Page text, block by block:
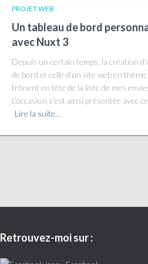
PROJET WEB
Un tableau de bord
avec Nuxt 3
Depuis un certain temps, la création
de bord et celle d’un site web en
trônent en tête de la liste de mes
L’occasion s’est ainsi présentée avec
Lire la suite…
Retrouvez-moi sur :